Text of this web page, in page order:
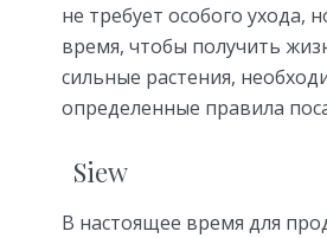
не требует особого ухода,
время, чтобы получить
сильные растения,
определенные правила
Siew
В настоящее время для